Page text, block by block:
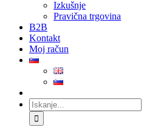
Izkušnje
Pravična trgovina
B2B
Kontakt
Moj račun
Iskanje: